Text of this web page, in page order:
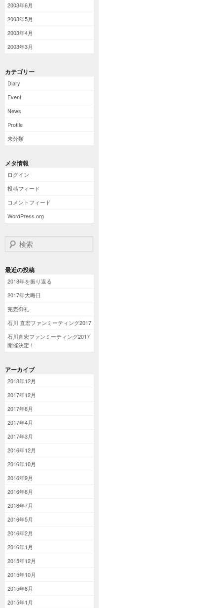
2003年6月
2003年5月
2003年4月
2003年3月
カテゴリー
Diary
Event
News
Profile
未分類
メタ情報
ログイン
投稿フィード
コメントフィード
WordPress.org
検索
最近の投稿
2018年を振り返る
2017年大晦日
完売御礼
石川 直宏ファンミーティング2017
石川直宏ファンミーティング2017
開催決定！
アーカイブ
2018年12月
2017年12月
2017年8月
2017年4月
2017年3月
2016年12月
2016年10月
2016年9月
2016年8月
2016年7月
2016年5月
2016年2月
2016年1月
2015年12月
2015年10月
2015年8月
2015年1月